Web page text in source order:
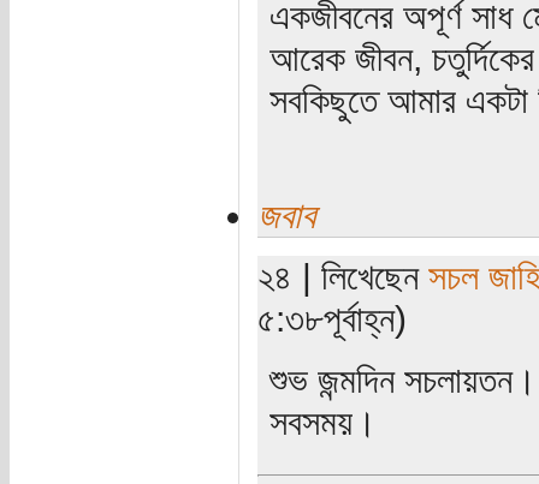
একজীবনের অপূর্ণ সাধ
আরেক জীবন, চতুর্দিকের
সবকিছুতে আমার একটা
জবাব
২৪ | লিখেছেন সচল
৫:৩৮পূর্বাহ্ন)
শুভ জন্মদিন
সবসময়।